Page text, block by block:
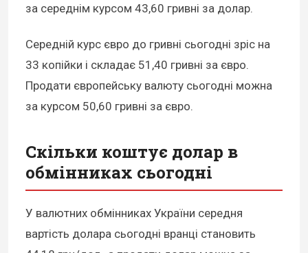
за середнім курсом 43,60 гривні за долар.
Середній курс євро до гривні сьогодні зріс на
33 копійки і складає 51,40 гривні за євро.
Продати європейську валюту сьогодні можна
за курсом 50,60 гривні за євро.
Скільки коштує долар в
обмінниках сьогодні
У валютних обмінниках України середня
вартість долара сьогодні вранці становить